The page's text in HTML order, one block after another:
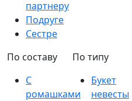
партнеру
Подруге
Сестре
По составу
С
ромашками
По типу
Букет
невесты